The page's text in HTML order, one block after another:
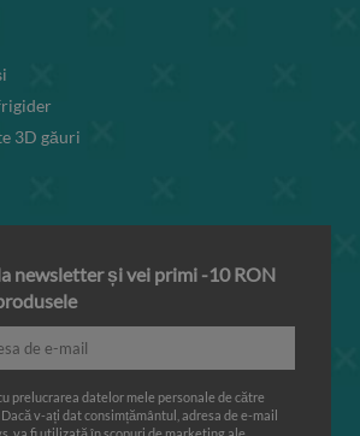
3D găuri
newsletter și vei primi -10 RON
prelucrarea datelor mele personale de către
v-ați dat consimțământul, adresa de e-mail